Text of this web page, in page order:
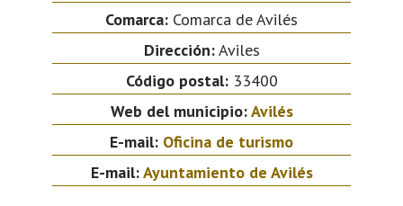
Comarca: Comarca de Avilés
Dirección:Aviles
Código postal:33400
Web del municipio:Avilés
E-mail: Oficina de turismo
E-mail:Ayuntamiento de Avilés